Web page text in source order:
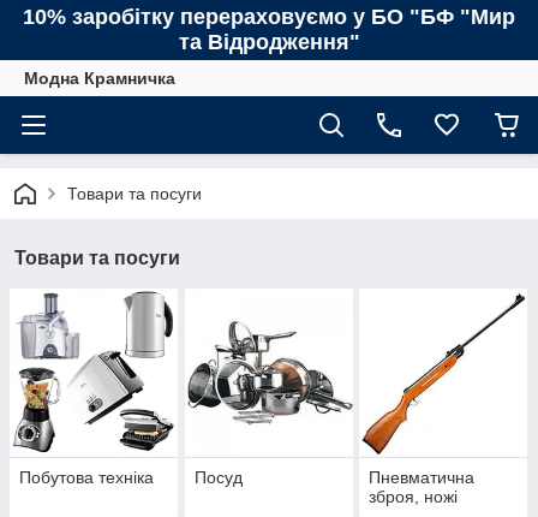
10% заробітку перераховуємо у БО "БФ "Мир
та Відродження"
Модна Крамничка
Товари та посуги
Товари та посуги
Побутова техніка Посуд
Пневматична
зброя, ножі